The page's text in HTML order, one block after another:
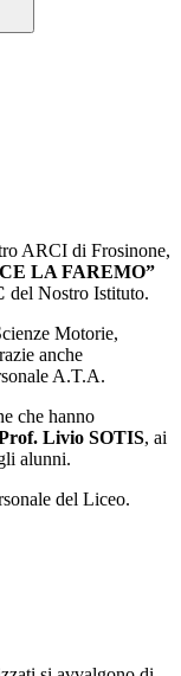
ARCI di Frosinone,
LA FAREMO”
del Nostro Istituto.
Motorie,
anche
A.T.A.
che hanno
Livio SOTIS, ai
alunni.
del Liceo.